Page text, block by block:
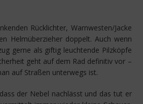
Rücklichter, Warnwesten/Jacke
Helmüberzieher doppelt. Auch wenn
gerne als giftig leuchtende Pilzköpfe
geht auf dem Rad definitiv vor –
auf Straßen unterwegs ist.
der Nebel nachlässt und das tut er